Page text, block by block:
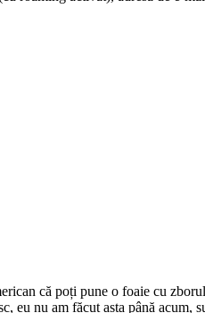
că poți pune o foaie cu
eu nu am făcut asta până